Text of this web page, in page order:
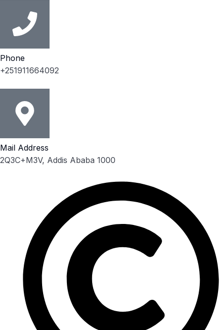
Phone
+251911664092
Mail Address
2Q3C+M3V, Addis Ababa 1000